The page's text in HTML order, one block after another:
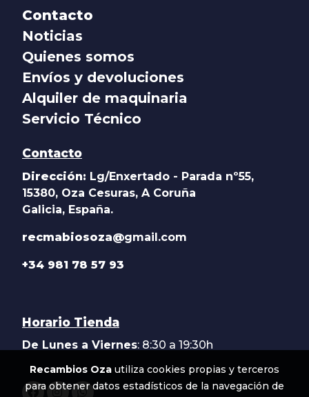
Contacto
Noticias
Quienes somos
Envíos y devoluciones
Alquiler de maquinaria
Servicio Técnico
Contacto
Dirección: Lg/Enxertado - Parada nº55,
15380, Oza Cesuras, A Coruña
Galicia, España.
recmabiosoza@gmail.com
+34 981 78 57 93
Horario Tienda
De Lunes a Viernes: 8:30 a 19:30h
Recambios Oza utiliza cookies propias y terceros
para obtener datos estadísticos de la navegación de